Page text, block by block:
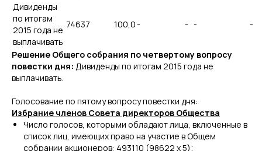
Дивиденды
по итогам
2015 года не
выплачивать
74637 100,0- - - -
Решение Общего собрания по четвертому вопросу
повестки дня: Дивиденды по итогам 2015 года не
выплачивать.
Голосование по пятому вопросу повестки дня:
Избрание членов Совета директоров Общества
Число голосов, которыми обладают лица, включенные в
список лиц, имеющих право на участие в Общем
собрании акционеров: 493110 (98622 x 5);